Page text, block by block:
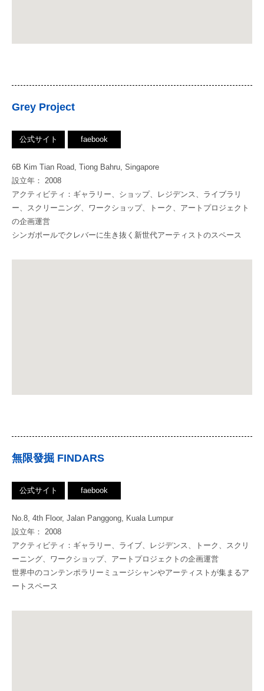
Grey Project
公式サイト faebook
6B Kim Tian Road, Tiong Bahru, Singapore
設立年： 2008
アクティビティ：ギャラリー、ショップ、レジデンス、ライブラリ
ー、スクリーニング、ワークショップ、トーク、アートプロジェクト
の企画運営
シンガポールでクレバーに生き抜く新世代アーティストのスペース
無限發掘 FINDARS
公式サイト faebook
No.8, 4th Floor, Jalan Panggong, Kuala Lumpur
設立年： 2008
アクティビティ：ギャラリー、ライブ、レジデンス、トーク、スクリ
ーニング、ワークショップ、アートプロジェクトの企画運営
世界中のコンテンポラリーミュージシャンやアーティストが集まるア
ートスペース